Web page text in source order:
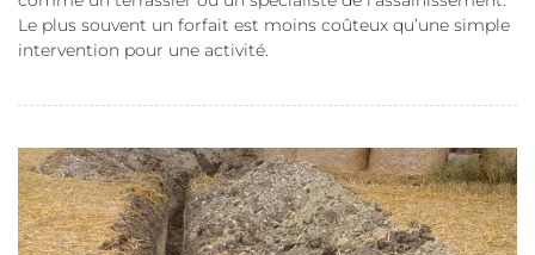
Le plus souvent un forfait est moins coûteux qu’une simple
intervention pour une activité.